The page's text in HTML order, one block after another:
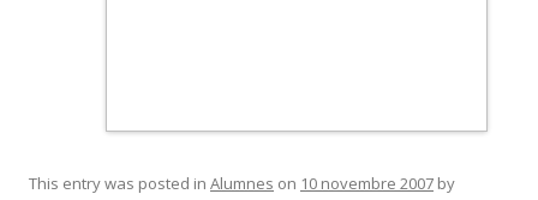
This entry was posted in Alumnes on 10 novembre 2007 by